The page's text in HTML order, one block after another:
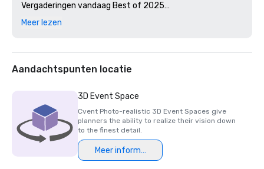
Vergaderingen vandaag Best of 2025
Vergaderingen vandaag Beste van 2017
Meer lezen
Aandachtspunten locatie
3D Event Space
Cvent Photo-realistic 3D Event Spaces give
planners the ability to realize their vision down
to the finest detail.
Meer informatie